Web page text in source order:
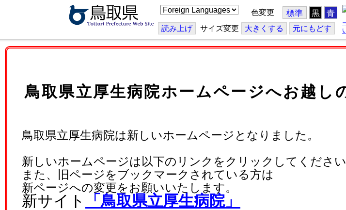
こ
の
ジ
を
翻
色変更 標準 黒 青
読み上げ サイズ変更 大きくする 元にもどす
鳥取県立厚生病院ホームページへお越し
鳥取県立厚生病院は新しいホームページとなりました。
新しいホームページは以下のリンクをクリックしてください
また、旧ページをブックマークされている方は
新ページへの変更をお願いいたします。
新サイト 「鳥取県立厚生病院」